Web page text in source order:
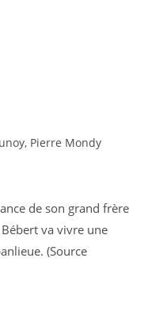
Pierre Mondy
de son grand frère
va vivre une
(Source